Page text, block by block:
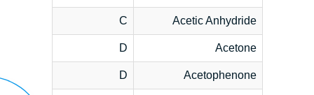
Acetic Anhydride
C
Acetone
D
Acetophenone
D